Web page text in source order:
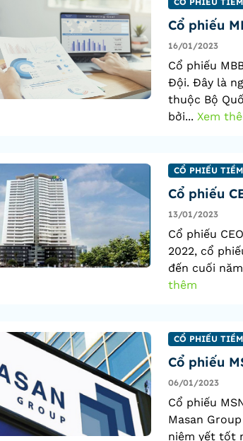
Cổ phiếu
16/01/2023
Cổ phiếu
Đội. Đây là
thuộc Bộ
bởi... Xem
CỔ PHIẾU
Cổ phiếu
13/01/2023
Cổ phiếu
2022, cổ
đến cuối
thêm
CỔ PHIẾU
Cổ phiếu
06/01/2023
Cổ phiếu
Masan
niêm yết tốt